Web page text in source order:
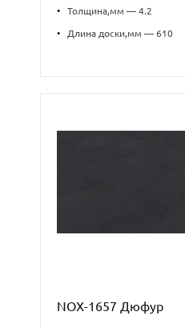
• Толщина,мм — 4.2
• Длина доски,мм — 610
NOX-1657 Дюфур